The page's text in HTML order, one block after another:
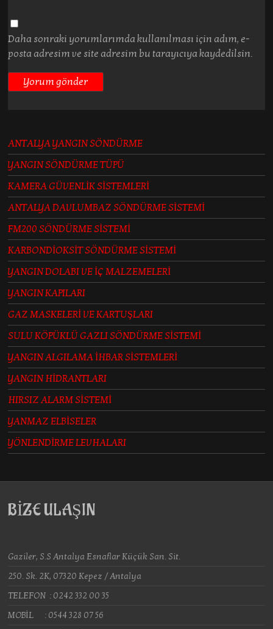
Daha sonraki yorumlarımda kullanılması için adım, e-
posta adresim ve site adresim bu tarayıcıya kaydedilsin.
ANTALYA YANGIN SÖNDÜRME
YANGIN SÖNDÜRME TÜPÜ
KAMERA GÜVENLİK SİSTEMLERİ
ANTALYA DAVLUMBAZ SÖNDÜRME SİSTEMİ
FM200 SÖNDÜRME SİSTEMİ
KARBONDİOKSİT SÖNDÜRME SİSTEMİ
YANGIN DOLABI VE İÇ MALZEMELERİ
YANGIN KAPILARI
GAZ MASKELERİ VE KARTUŞLARI
SULU KÖPÜKLÜ GAZLI SÖNDÜRME SİSTEMİ
YANGIN ALGILAMA İHBAR SİSTEMLERİ
YANGIN HİDRANTLARI
HIRSIZ ALARM SİSTEMİ
YANMAZ ELBİSELER
YÖNLENDİRME LEVHALARI
BİZE ULAŞIN
Gaziler, S.S Antalya Esnaflar Küçük San. Sit.
250. Sk. 2K, 07320 Kepez / Antalya
TELEFON : 0242 332 00 35
MOBİL : 0544 328 07 56